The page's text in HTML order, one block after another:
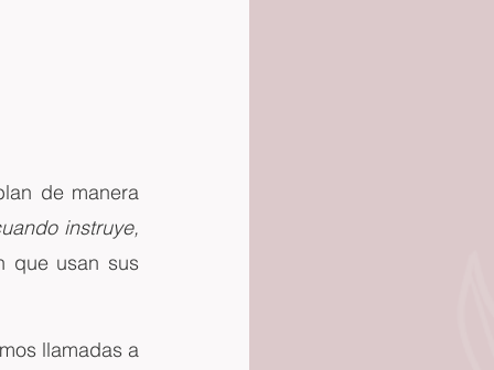
de manera
instruye,
que usan sus
llamadas a